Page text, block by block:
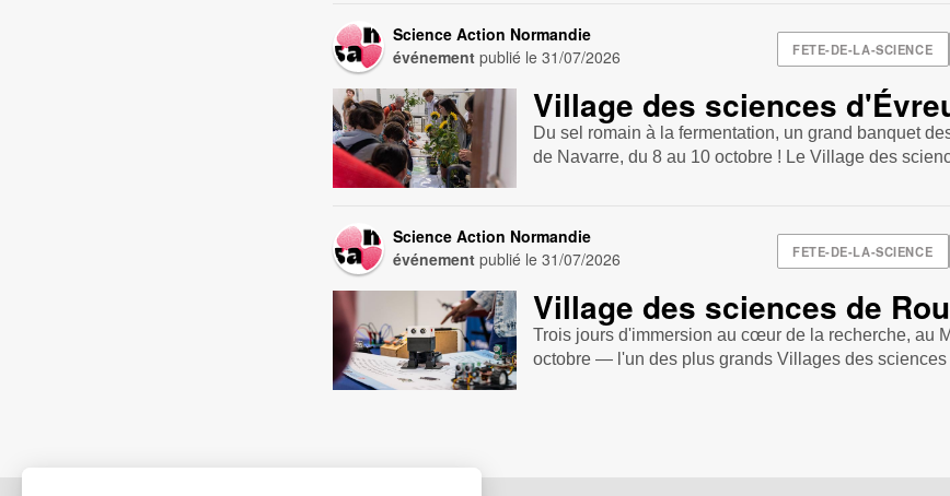
FETE-DE-LA-SCIENCE
Science Action Normandie
événement publié le31/07/2026
Village des sciences
Du sel romain à la fermentation, un grand banquet
de Navarre, du 8 au 10 octobre ! Le Village des
FETE-DE-LA-SCIENCE
Science Action Normandie
événement publié le31/07/2026
Village des sciences de
Trois jours d'immersion au cœur de la recherche, au
octobre — l'un des plus grands Villages des sciences